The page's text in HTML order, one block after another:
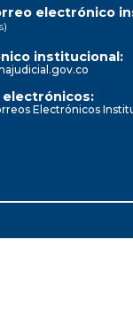
electrónico
institucional:
Electrónicos